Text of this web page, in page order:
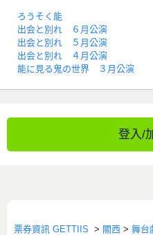
ろうそく能
出会と別れ ６月公演
出会と別れ ５月公演
出会と別れ ４月公演
能に見る鬼の世界 ３月公演
登入/
票券資訊 GETTIIS > 關西 > 舞台